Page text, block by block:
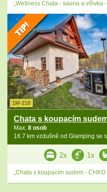
„Wellness Chata - sauna a vířivka
1M-218
Chata s koupacím
Max. 8 osob
16.7 km vzdušně od Glamping se
2x 1x
„Chata s koupacím sudem -